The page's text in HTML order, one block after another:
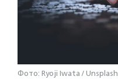
Фото: Ryoji Iwata / Unsplash